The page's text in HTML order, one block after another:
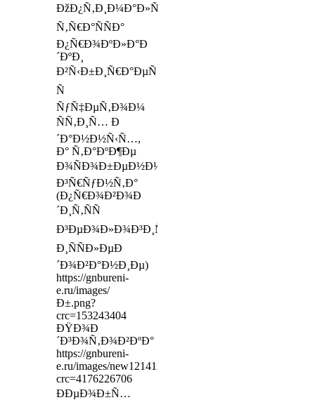
ÐžÐ¿Ñ‚Ð¸Ð¼Ð°Ð»ÑŒÐ½Ð°Ñ
Ñ‚Ñ€Ð°ÑÑÐ°
Ð¿Ñ€Ð¾ÐºÐ»Ð°Ð
´ÐºÐ¸
Ð²Ñ‹Ð±Ð¸Ñ€Ð°ÐµÑ‚ÑÑ
Ñ
ÑƒÑ‡ÐµÑ‚Ð¾Ð¼
ÑÑ‚Ð¸Ñ… Ð
´Ð°Ð½Ð½Ñ‹Ñ…,
Ð° Ñ‚Ð°ÐºÐ¶Ðµ
Ð¾ÑÐ¾Ð±ÐµÐ½Ð½Ð¾ÑÑ‚ÐµÐ¹
Ð³Ñ€ÑƒÐ½Ñ‚Ð°
(Ð¿Ñ€Ð¾Ð²Ð¾Ð
´Ð¸Ñ‚ÑÑ
Ð³ÐµÐ¾Ð»Ð¾Ð³Ð¸Ñ‡ÐµÑÐºÐ¾Ðµ
Ð¸ÑÑÐ»ÐµÐ
´Ð¾Ð²Ð°Ð½Ð¸Ðµ)
https://gnbureni-
e.ru/images/
Ð±.png?
crc=153243404
ÐŸÐ¾Ð
´Ð³Ð¾Ñ‚Ð¾Ð²ÐºÐ°
https://gnbureni-
e.ru/images/new12141x89.jpg?
crc=4176226706
ÐÐµÐ¾Ð±Ñ…